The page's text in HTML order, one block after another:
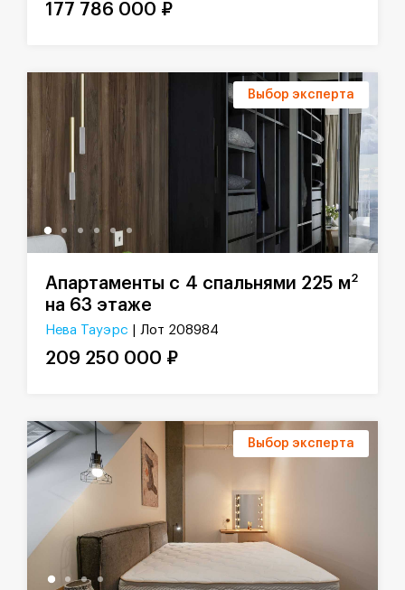
177 786 000 ₽
Выбор эксперта
Апартаменты с 4 спальнями 225 м2
на 63 этаже
Нева Тауэрс | Лот 208984
209 250 000 ₽
Выбор эксперта